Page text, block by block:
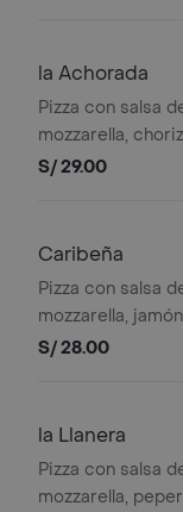
la Achorada
Pizza con salsa
mozzarella,
tocino,aceitunas
S/ 29.00
Caribeña
Pizza con salsa
mozzarella,
durazno,
S/ 28.00
la Llanera
Pizza con salsa
mozzarella,